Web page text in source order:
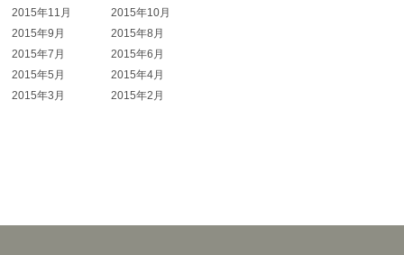
2015年11月
2015年10月
2015年9月
2015年8月
2015年7月
2015年6月
2015年5月
2015年4月
2015年3月
2015年2月